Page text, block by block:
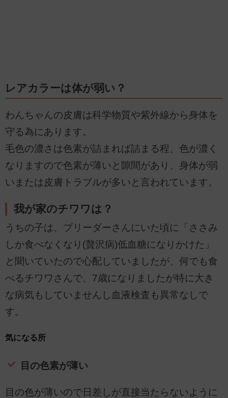
レアカラーは体が弱い？
わんちゃんの皮膚は科学物質や紫外線から身体を
守る為にあります。
毛色の濃さは色素が詰まれば詰まる程、色が濃く
なりますので色素が薄いと隙間があり、身体が弱
いまたは皮膚トラブルが多いと言われています。
我が家のチワワは？
うちの子は、ブリーダーさんにいた頃に「ささみ
しか食べなくなり(贅沢病)低血糖になりかけた」
と聞いていたので心配していましたが、何でも食
べるチワワさんで、7歳になりましたが特に大き
な病気もしていませんし血液検査も異常なしで
す。
気になる所
目の色素が薄い
目の色が薄いので日差しが直接当たらないように